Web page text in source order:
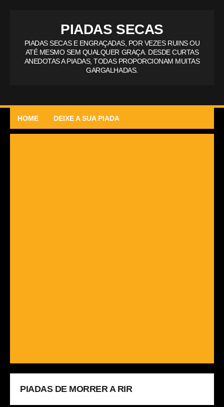
PIADAS SECAS
PIADAS SECAS E ENGRAÇADAS, POR VEZES RUINS OU
ATÉ MESMO SEM QUALQUER GRAÇA. DESDE CURTAS
ANEDOTAS A PIADAS, TODAS PROPORCIONAM MUITAS
GARGALHADAS.
HOME DEIXE A SUA PIADA
PIADAS DE MORRER A RIR